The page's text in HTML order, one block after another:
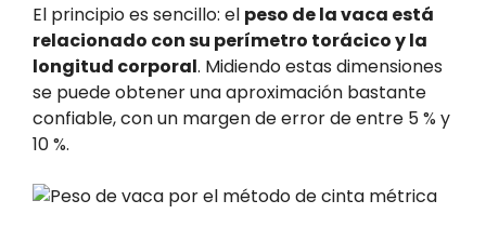
El principio es sencillo: el peso de la vaca está
relacionado con su perímetro torácico y la
longitud corporal. Midiendo estas dimensiones
se puede obtener una aproximación bastante
confiable, con un margen de error de entre 5 % y
10 %.